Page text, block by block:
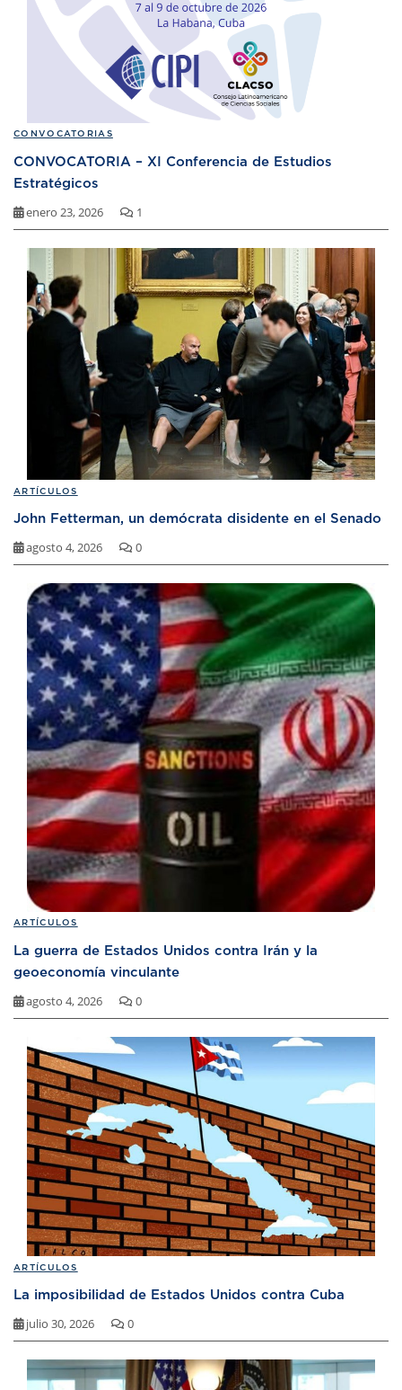
CONVOCATORIAS
CONVOCATORIA – XI Conferencia de Estudios
Estratégicos
enero 23, 2026 1
ARTÍCULOS
John Fetterman, un demócrata disidente en el Senado
agosto 4, 2026 0
ARTÍCULOS
La guerra de Estados Unidos contra Irán y la
geoeconomía vinculante
agosto 4, 2026 0
ARTÍCULOS
La imposibilidad de Estados Unidos contra Cuba
julio 30, 2026 0